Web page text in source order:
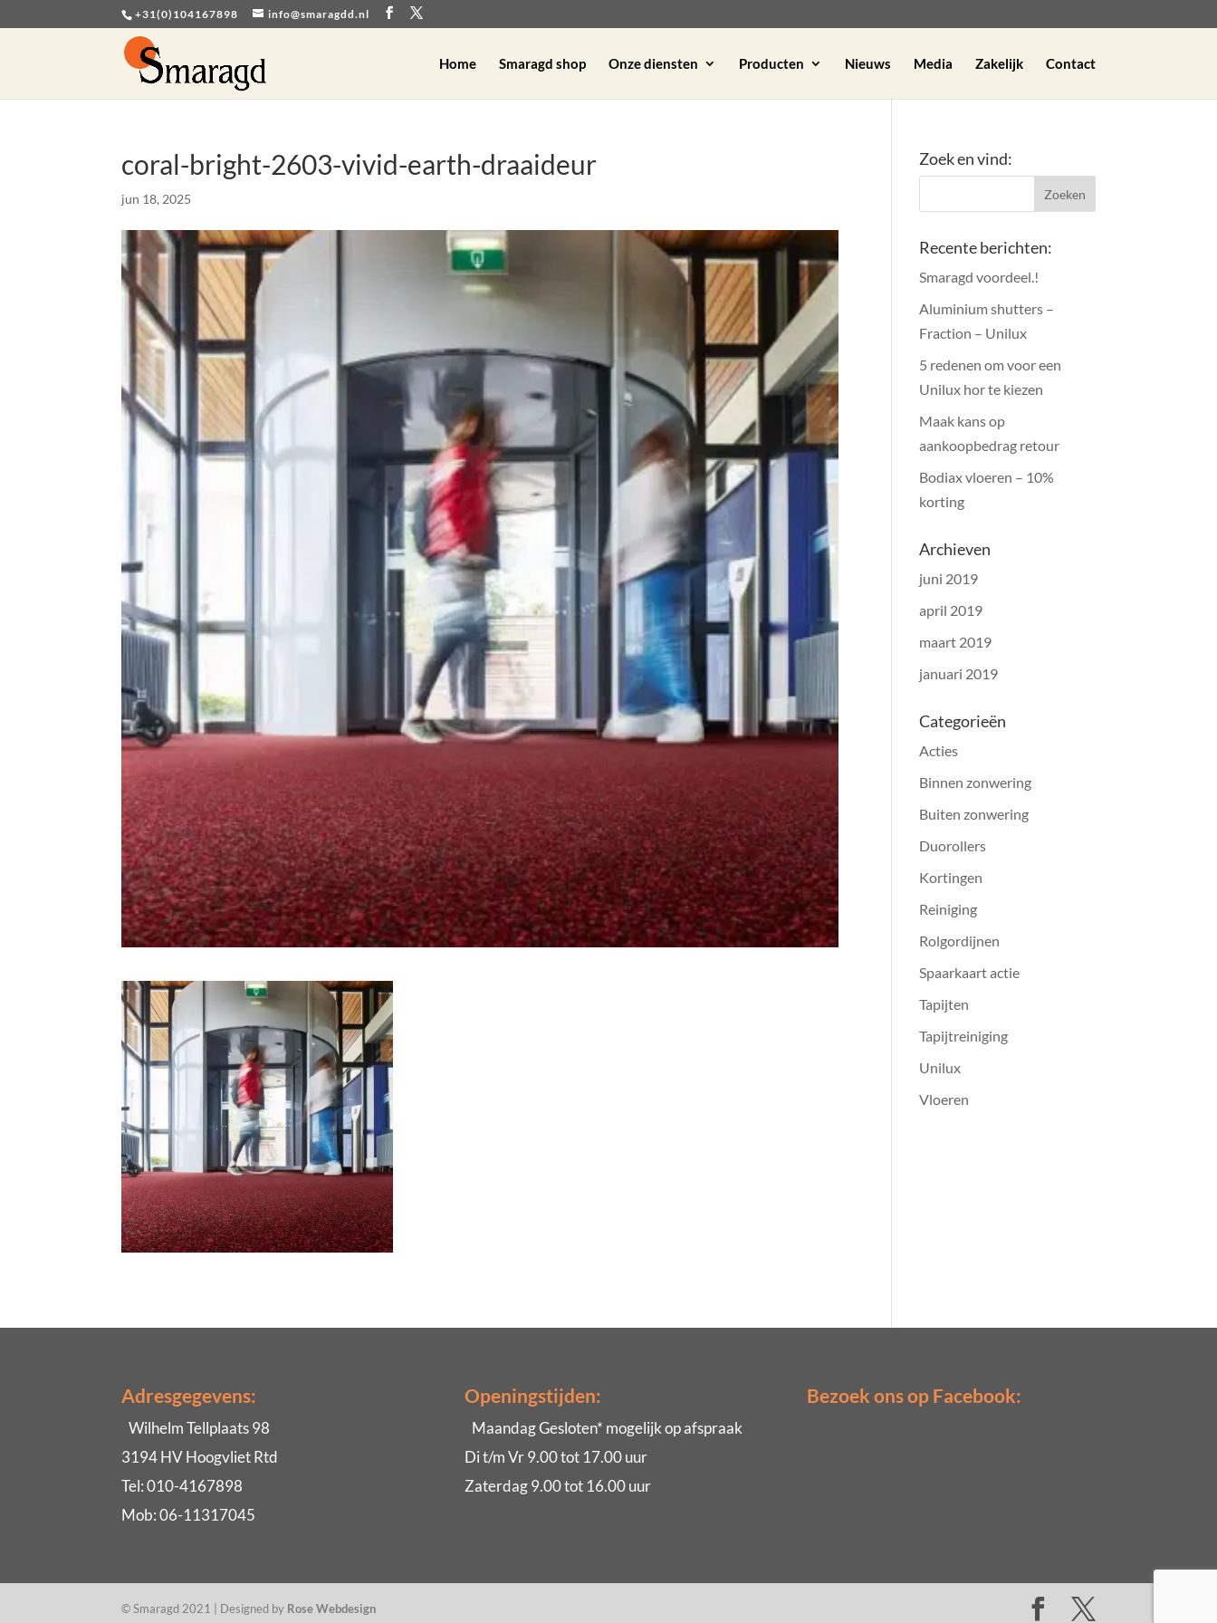
+31(0)104167898 info@smaragdd.nl
Home Smaragd shop Onze diensten Producten Nieuws Media Zakelijk Contact
coral-bright-2603-vivid-earth-draaideur
jun 18, 2025
Zoek en vind:
Recente berichten:
Smaragd voordeel.!
Aluminium shutters –
Fraction – Unilux
5 redenen om voor een
Unilux hor te kiezen
Maak kans op
aankoopbedrag retour
Bodiax vloeren – 10%
korting
Archieven
juni 2019
april 2019
maart 2019
januari 2019
Categorieën
Acties
Binnen zonwering
Buiten zonwering
Duorollers
Kortingen
Reiniging
Rolgordijnen
Spaarkaart actie
Tapijten
Tapijtreiniging
Unilux
Vloeren
Adresgegevens:
Wilhelm Tellplaats 98
3194 HV Hoogvliet Rtd
Tel: 010-4167898
Mob: 06-11317045
Openingstijden:
Maandag Gesloten* mogelijk op afspraak
Di t/m Vr 9.00 tot 17.00 uur
Zaterdag 9.00 tot 16.00 uur
Bezoek ons op Facebook:
© Smaragd 2021 | Designed by Rose Webdesign